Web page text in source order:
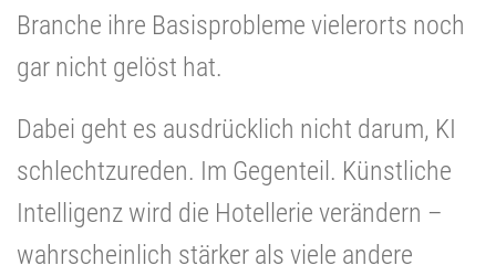
Branche ihre Basisprobleme vielerorts noch
gar nicht gelöst hat.
Dabei geht es ausdrücklich nicht darum, KI
schlechtzureden. Im Gegenteil. Künstliche
Intelligenz wird die Hotellerie verändern –
wahrscheinlich stärker als viele andere